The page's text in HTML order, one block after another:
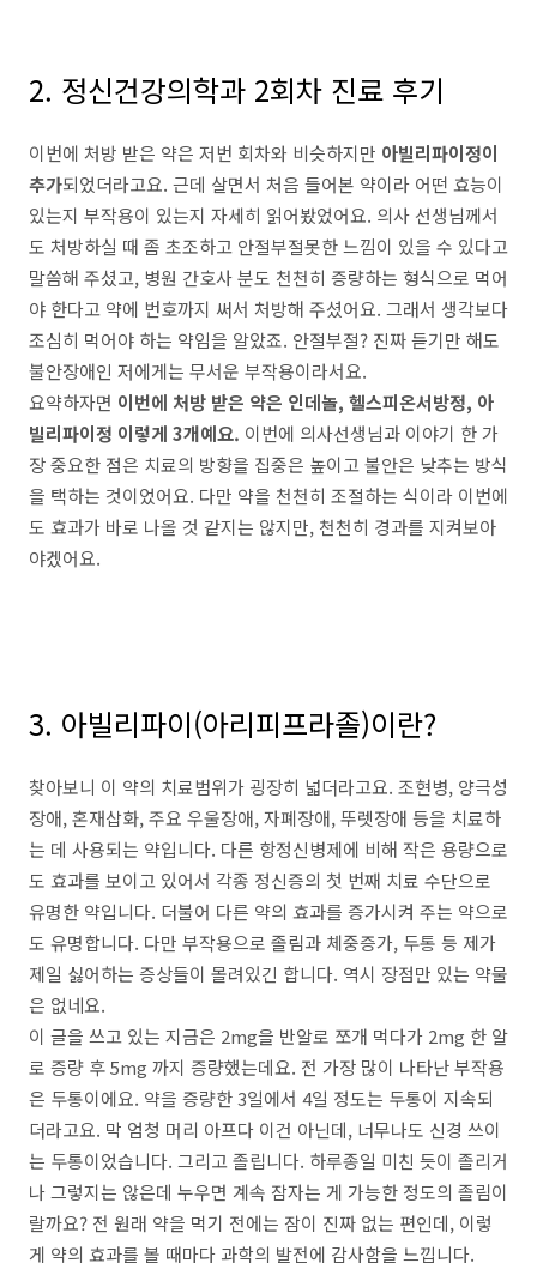
2. 정신건강의학과 2회차 진료 후기
이번에 처방 받은 약은 저번 회차와 비슷하지만 아빌리파이정이
추가되었더라고요. 근데 살면서 처음 들어본 약이라 어떤 효능이
있는지 부작용이 있는지 자세히 읽어봤었어요. 의사 선생님께서
도 처방하실 때 좀 초조하고 안절부절못한 느낌이 있을 수 있다고
말씀해 주셨고, 병원 간호사 분도 천천히 증량하는 형식으로 먹어
야 한다고 약에 번호까지 써서 처방해 주셨어요. 그래서 생각보다
조심히 먹어야 하는 약임을 알았죠. 안절부절? 진짜 듣기만 해도
불안장애인 저에게는 무서운 부작용이라서요.
요약하자면 이번에 처방 받은 약은 인데놀, 헬스피온서방정, 아
빌리파이정 이렇게 3개예요. 이번에 의사선생님과 이야기 한 가
장 중요한 점은 치료의 방향을 집중은 높이고 불안은 낮추는 방식
을 택하는 것이었어요. 다만 약을 천천히 조절하는 식이라 이번에
도 효과가 바로 나올 것 같지는 않지만, 천천히 경과를 지켜보아
야겠어요.
3. 아빌리파이(아리피프라졸)이란?
찾아보니 이 약의 치료범위가 굉장히 넓더라고요. 조현병, 양극성
장애, 혼재삽화, 주요 우울장애, 자폐장애, 뚜렛장애 등을 치료하
는 데 사용되는 약입니다. 다른 항정신병제에 비해 작은 용량으로
도 효과를 보이고 있어서 각종 정신증의 첫 번째 치료 수단으로
유명한 약입니다. 더불어 다른 약의 효과를 증가시켜 주는 약으로
도 유명합니다. 다만 부작용으로 졸림과 체중증가, 두통 등 제가
제일 싫어하는 증상들이 몰려있긴 합니다. 역시 장점만 있는 약물
은 없네요.
이 글을 쓰고 있는 지금은 2mg을 반알로 쪼개 먹다가 2mg 한 알
로 증량 후 5mg 까지 증량했는데요. 전 가장 많이 나타난 부작용
은 두통이에요. 약을 증량한 3일에서 4일 정도는 두통이 지속되
더라고요. 막 엄청 머리 아프다 이건 아닌데, 너무나도 신경 쓰이
는 두통이었습니다. 그리고 졸립니다. 하루종일 미친 듯이 졸리거
나 그렇지는 않은데 누우면 계속 잠자는 게 가능한 정도의 졸림이
랄까요? 전 원래 약을 먹기 전에는 잠이 진짜 없는 편인데, 이렇
게 약의 효과를 볼 때마다 과학의 발전에 감사함을 느낍니다.